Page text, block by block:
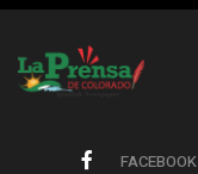
FACEBOOK